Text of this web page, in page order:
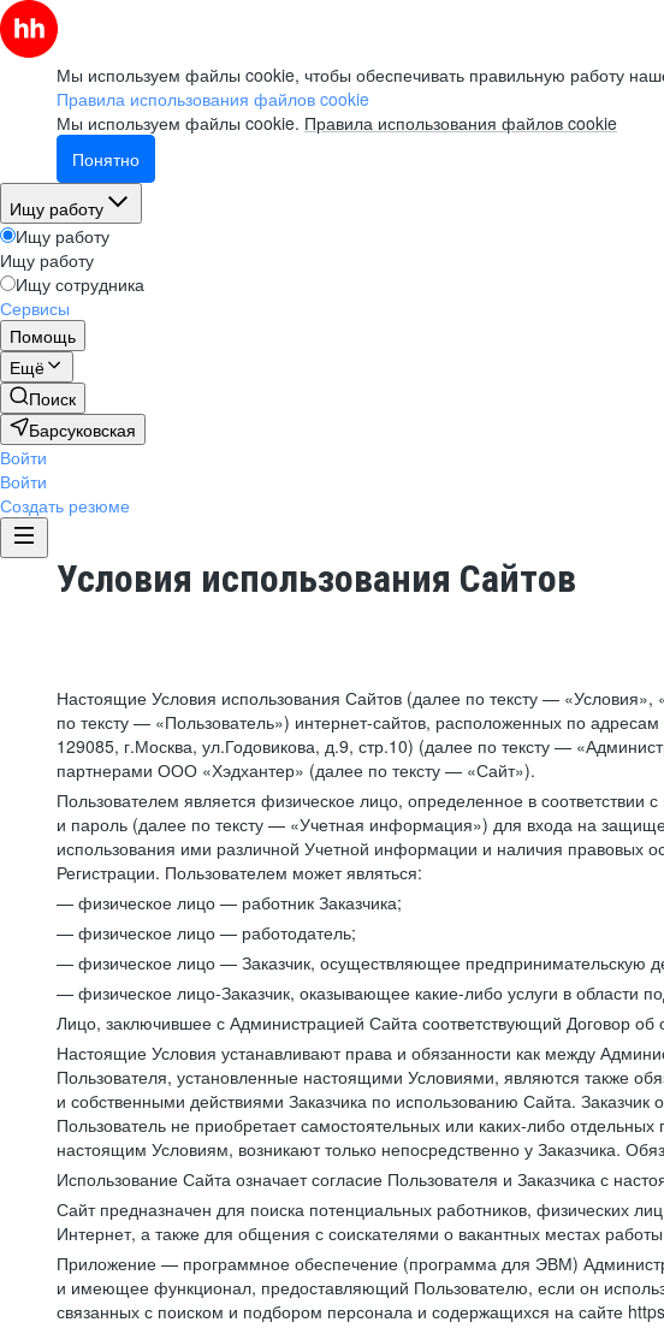
Мы используем файлы cookie, чтобы обеспечивать правильную работу
Правила использования файлов cookie
Мы используем файлы cookie. Правила использования файлов cookie
Понятно
Ищу работу
Ищу работу
Ищу работу
Ищу сотрудника
Сервисы
Помощь
Ещё
Поиск
Барсуковская
Войти
Войти
Создать резюме
Условия использования Сайтов
Настоящие Условия использования Сайтов (далее по тексту —
по тексту — «Пользователь») интернет-сайтов, расположенных по
129085, г.Москва, ул.Годовикова, д.9, стр.10) (далее по тексту —
партнерами ООО «Хэдхантер» (далее по тексту — «Сайт»).
Пользователем является физическое лицо, определенное в
и пароль (далее по тексту — «Учетная информация») для входа на
использования ими различной Учетной информации и наличия правовых
Регистрации. Пользователем может являться:
— физическое лицо — работник Заказчика;
— физическое лицо — работодатель;
— физическое лицо — Заказчик, осуществляющее предпринимательскую
— физическое лицо-Заказчик, оказывающее какие-либо услуги в области
Лицо, заключившее с Администрацией Сайта соответствующий Договор об
Настоящие Условия устанавливают права и обязанности как между
Пользователя, установленные настоящими Условиями, являются также
и собственными действиями Заказчика по использованию Сайта.
Пользователь не приобретает самостоятельных или каких-либо
настоящим Условиям, возникают только непосредственно у Заказчика.
Использование Сайта означает согласие Пользователя и Заказчика с
Сайт предназначен для поиска потенциальных работников, физических
Интернет, а также для общения с соискателями о вакантных местах
Приложение — программное обеспечение (программа для ЭВМ)
и имеющее функционал, предоставляющий Пользователю, если он
связанных с поиском и подбором персонала и содержащихся на сайте